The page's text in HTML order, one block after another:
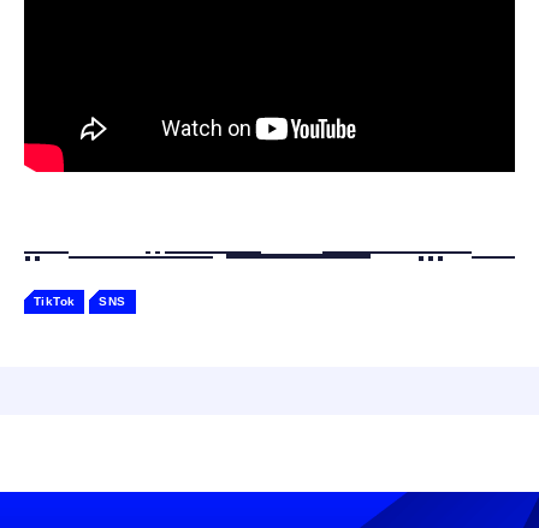
TikTok SNS